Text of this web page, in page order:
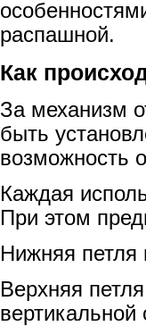
распашной.
Как
За механизм
быть
возможность
Каждая
При этом
Нижняя петля
Верхняя
вертикальной